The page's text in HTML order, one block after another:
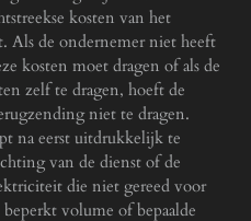
kosten van het
Als de ondernemer niet heeft
kosten moet dragen of als de
zelf te dragen, hoeft de
niet te dragen.
na eerst uitdrukkelijk te
van de dienst of de
die niet gereed voor
volume of bepaalde